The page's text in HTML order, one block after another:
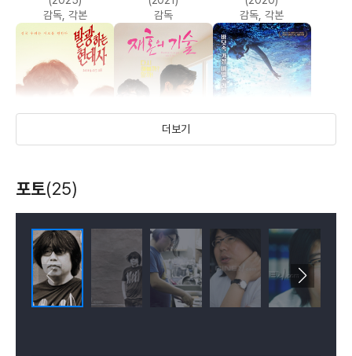
감독, 각본
감독
감독, 각본
발광하는 현대사
더보기
포토(25)